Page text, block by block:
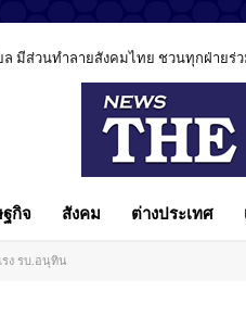
มีส่วนทำลายสังคมไทย ชวนทุกฝ่ายร่วม
อรายงานข่าวเหตุรุนแรงอย่างรับผิดช
ฐกิจ สังคม ต่างประเทศ
รง รบ.อนุทิน